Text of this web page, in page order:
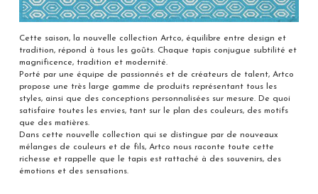
Cette saison, la nouvelle collection Artco, équilibre entre design et
tradition, répond à tous les goûts. Chaque tapis conjugue subtilité et
magnificence, tradition et modernité.
Porté par une équipe de passionnés et de créateurs de talent, Artco
propose une très large gamme de produits représentant tous les
styles, ainsi que des conceptions personnalisées sur mesure. De quoi
satisfaire toutes les envies, tant sur le plan des couleurs, des motifs
que des matières.
Dans cette nouvelle collection qui se distingue par de nouveaux
mélanges de couleurs et de fils, Artco nous raconte toute cette
richesse et rappelle que le tapis est rattaché à des souvenirs, des
émotions et des sensations.